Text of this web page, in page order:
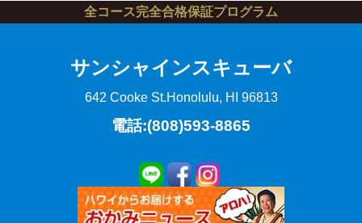
全コース完全合格保証プログラム
サンシャインスキューバ
642 Cooke St.Honolulu, HI 96813
電話:(808)593-8865